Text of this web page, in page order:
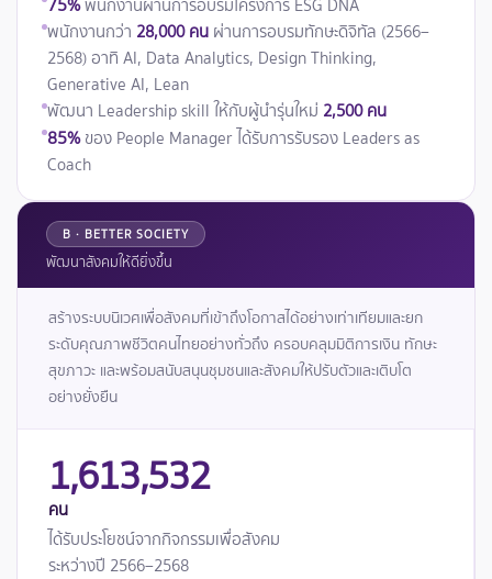
พนักงานผ่านการอบรมโครงการ ESG DNA
พนักงานกว่า 28,000 คน ผ่านการอบรมทักษะดิจิทัล (2566–
2568) อาทิ AI, Data Analytics, Design Thinking,
Generative AI, Lean
พัฒนา Leadership skill ให้กับผู้นำรุ่นใหม่ 2,500 คน
85%ของ People Manager ได้รับการรับรอง Leaders as
Coach
B · BETTER SOCIETY
พัฒนาสังคมให้ดียิ่งขึ้น
สร้างระบบนิเวศเพื่อสังคมที่เข้าถึงโอกาสได้อย่างเท่าเทียมและยก
ระดับคุณภาพชีวิตคนไทยอย่างทั่วถึง ครอบคลุมมิติการเงิน ทักษะ
สุขภาวะ และพร้อมสนับสนุนชุมชนและสังคมให้ปรับตัวและเติบโต
อย่างยั่งยืน
1,613,532
คน
ได้รับประโยชน์จากกิจกรรมเพื่อสังคม
ระหว่างปี 2566–2568